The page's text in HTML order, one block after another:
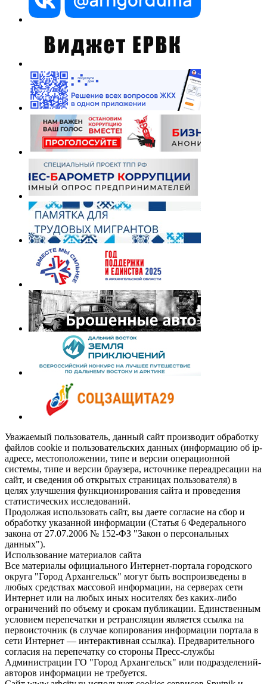
Уважаемый пользователь, данный сайт производит обработку
файлов cookie и пользовательских данных (информацию об ip-
адресе, местоположении, типе и версии операционной
системы, типе и версии браузера, источнике переадресации на
сайт, и сведения об открытых страницах пользователя) в
целях улучшения функционирования сайта и проведения
статистических исследований.
Продолжая использовать сайт, вы даете согласие на сбор и
обработку указанной информации (Статья 6 Федерального
закона от 27.07.2006 № 152-ФЗ "Закон о персональных
данных").
Использование материалов сайта
Все материалы официального Интернет-портала городского
округа "Город Архангельск" могут быть воспроизведены в
любых средствах массовой информации, на серверах сети
Интернет или на любых иных носителях без каких-либо
ограничений по объему и срокам публикации. Единственным
условием перепечатки и ретрансляции является ссылка на
первоисточник (в случае копирования информации портала в
сети Интернет — интерактивная ссылка). Предварительного
согласия на перепечатку со стороны Пресс-службы
Администрации ГО "Город Архангельск" или подразделений-
авторов информации не требуется.